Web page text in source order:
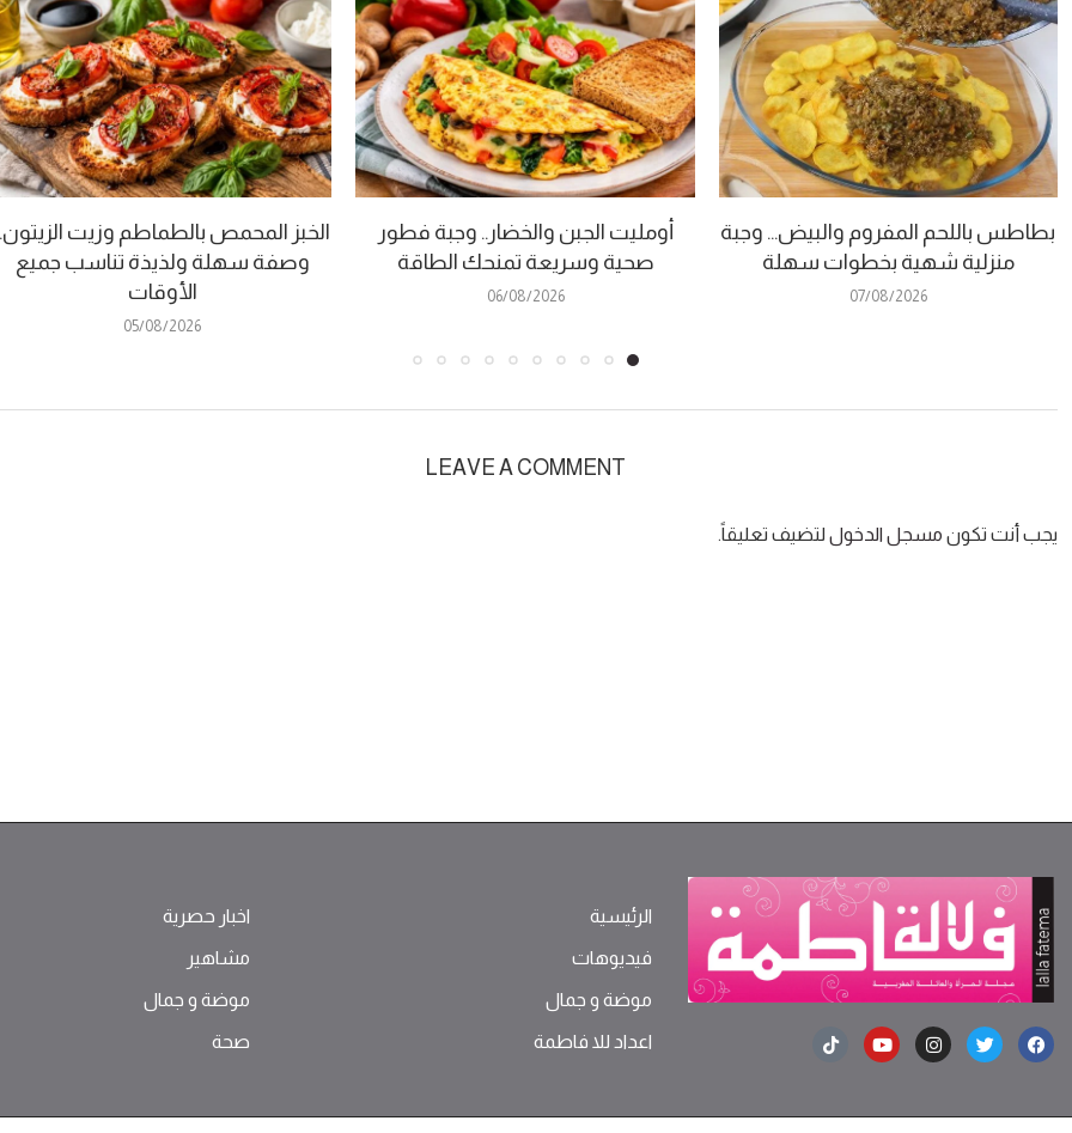
بطاطس باللحم المفروم والبيض… وجبة
منزلية شهية بخطوات سهلة
07/08/2026
أومليت الجبن والخضار.. وجبة فطور
صحية وسريعة تمنحك الطاقة
06/08/2026
الخبز المحمص بالطماطم وزيت
وصفة سهلة ولذيذة تناسب جميع
الأوقات
05/08/2026
LEAVE A COMMENT
يجب أنت تكون مسجل الدخول لتضيف تعليقاً.
الرئيسية
فيديوهات
موضة ‫و‬ ‫‬‫جمال‬
اعداد للا فاطمة
اخبار حصرية
مشاهير
موضة ‫و‬ ‫‬‫جمال‬
صحة